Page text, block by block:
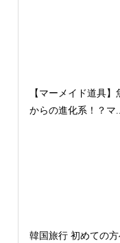
【マーメイド道具】
からの進化系！？マ
韓国旅行 初めての方